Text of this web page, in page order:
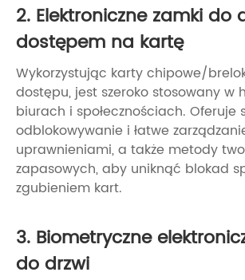
2. Elektroniczne zamki do
dostępem na kartę
Wykorzystując karty chipowe/
dostępu, jest szeroko stosowany w
biurach i społecznościach. Oferuje
odblokowywanie i łatwe
uprawnieniami, a także metody
zapasowych, aby uniknąć blokad
zgubieniem kart.
3. Biometryczne
do drzwi